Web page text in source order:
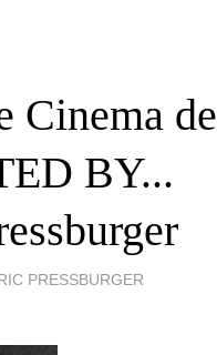
Cinema de
BY...
PRESSBURGER